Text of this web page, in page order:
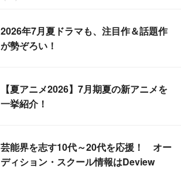
2026年7月夏ドラマも、注目作＆話題作
が勢ぞろい！
【夏アニメ2026】7月期夏の新アニメを
一挙紹介！
芸能界を志す10代～20代を応援！ オー
ディション・スクール情報はDeview